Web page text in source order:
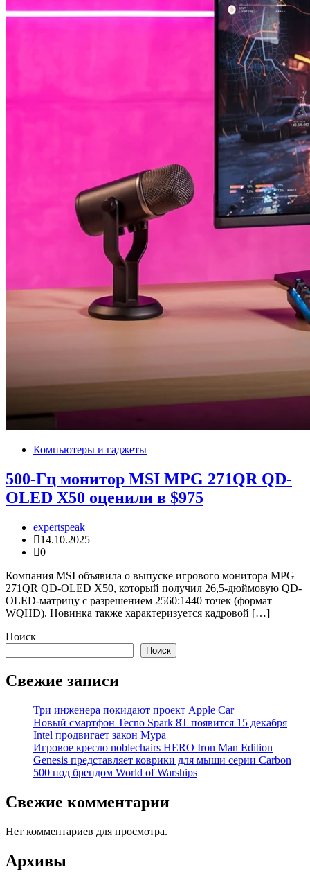
Компьютеры и гаджеты
500-Гц монитор MSI MPG 271QR QD-
OLED X50 оценили в $975
expertspeak
14.10.2025
0
Компания MSI объявила о выпуске игрового монитора MPG
271QR QD-OLED X50, который получил 26,5-дюймовую QD-
OLED-матрицу с разрешением 2560:1440 точек (формат
WQHD). Новинка также характеризуется кадровой […]
Поиск
Поиск
Свежие записи
Три инженера покидают проект Apple Car
Новый смартфон Tecno Spark 8T появится 15 декабря
Intel продвигает закон Мура
Игровое кресло noblechairs HERO Iron Man Edition
Genesis представляет коврики для мыши серии Carbon
500 под брендом World of Warships
Свежие комментарии
Нет комментариев для просмотра.
Архивы